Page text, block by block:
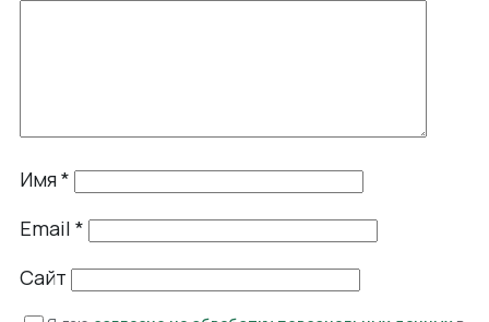
Имя*
Email *
Сайт